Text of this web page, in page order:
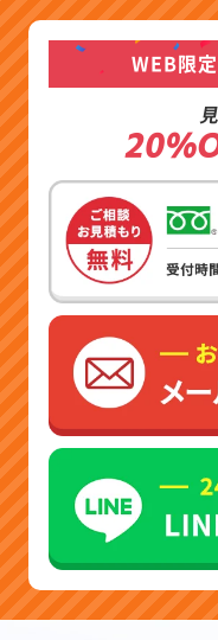
WEB限